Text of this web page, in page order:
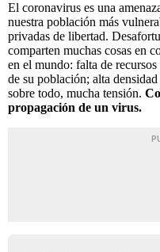
El coronavirus es una
nuestra población más
privadas de libertad.
comparten muchas cosas en
en el mundo: falta de recursos
de su población; alta
sobre todo, mucha tensión.
propagación de un virus.